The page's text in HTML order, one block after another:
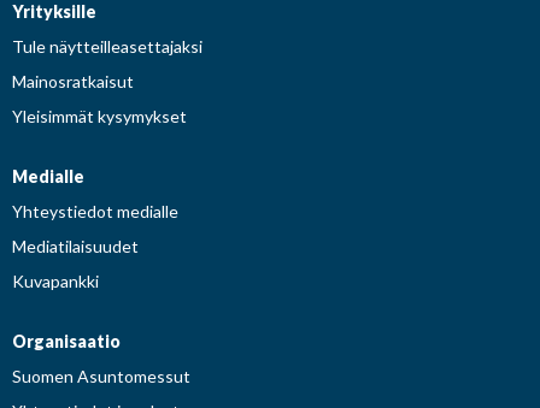
Yrityksille
Tule näytteilleasettajaksi
Mainosratkaisut
Yleisimmät kysymykset
Medialle
Yhteystiedot medialle
Mediatilaisuudet
Kuvapankki
Organisaatio
Suomen Asuntomessut